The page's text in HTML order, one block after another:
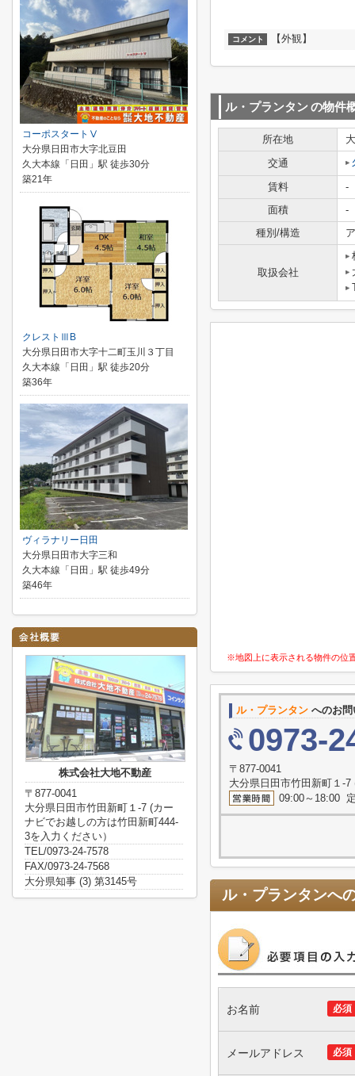
コメント 【外観】
ル・プランタンの物件
所在地
交通
賃料
-
面積
-
種別/構造
取扱会社
※地図上に表示される物件の位
ル・プランタン へのお
0973-
〒877-0041
大分県日田市竹田新町１-
09:00～18:00
ル・プランタンへ
必須
お名前
必須
メールアドレス
コーポスタートⅤ
大分県日田市大字北豆田
久大本線「日田」駅 徒歩30分
築21年
クレストⅢB
大分県日田市大字十二町玉川３丁目
久大本線「日田」駅 徒歩20分
築36年
ヴィラナリー日田
大分県日田市大字三和
久大本線「日田」駅 徒歩49分
築46年
株式会社大地不動産
〒877-0041
大分県日田市竹田新町１-7 (カー
ナビでお越しの方は竹田新町444-
3を入力ください）
TEL/0973-24-7578
FAX/0973-24-7568
大分県知事 (3) 第3145号